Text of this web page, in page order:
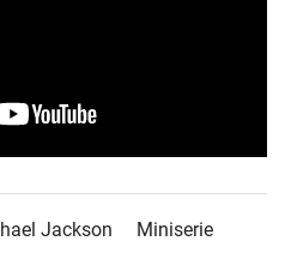
Jackson Miniserie